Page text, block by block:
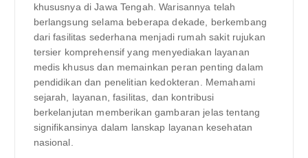
khususnya di Jawa Tengah. Warisannya telah
berlangsung selama beberapa dekade, berkembang
dari fasilitas sederhana menjadi rumah sakit rujukan
tersier komprehensif yang menyediakan layanan
medis khusus dan memainkan peran penting dalam
pendidikan dan penelitian kedokteran. Memahami
sejarah, layanan, fasilitas, dan kontribusi
berkelanjutan memberikan gambaran jelas tentang
signifikansinya dalam lanskap layanan kesehatan
nasional.